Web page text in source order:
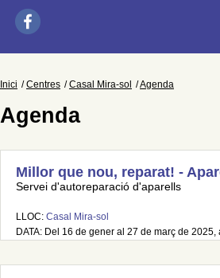
Inici Centres Casal Mira-sol Agenda
Agenda
Millor que nou, reparat! -
Servei d'autoreparació d'aparells
LLOC: Casal Mira-sol
DATA: Del 16 de gener al 27 de març de 2025,